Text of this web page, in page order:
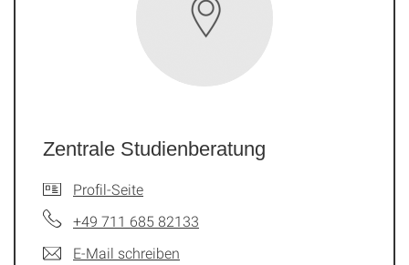
Zentrale Studienberatung
Profil-Seite
+49 711 685 82133
E-Mail schreiben